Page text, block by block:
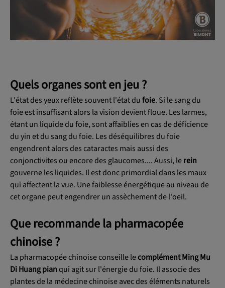
Quels organes sont en jeu ?
L'état des yeux reflète souvent l'état dufoie. Si le sang du
foie est insuffisant alors la vision devient floue. Les larmes,
étant un liquide du foie, sont affaiblies en cas de déficience
du yin et du sang du foie. Les déséquilibres du foie
engendrent alors des cataractes mais aussi des
conjonctivites ou encore des glaucomes.... Aussi, lerein
gouverne les liquides. Il est donc primordial dans les maux
qui affectent la vue. Une faiblesse énergétique au niveau de
cet organe peut engendrer un assèchement de l'oeil.
Que recommande la pharmacopée
chinoise ?
La pharmacopée chinoise conseille lecomplément Ming Mu
Di Huang pianqui agit sur l'énergie du foie. Il associe des
plantes de la médecine chinoise avec des éléments naturels